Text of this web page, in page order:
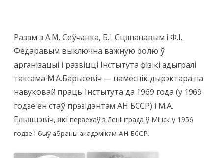
Разам з А.М. Сеўчанка, Б.І. Сцяпанавым і Ф.І.
Фёдаравым выключна важную ролю ў
арганізацыі і развіцці Інстытута фізікі адыгралі
таксама М.А.Барысевіч — намеснік дырэктара па
навуковай працы Інстытута да 1969 года (у 1969
годзе ён стаў прэзідэнтам АН БССР) і М.А.
Ельяшэвіч, які пераехаў з Ленінграда ў Мінск у 1956
годзе і быў абраны акадэмікам АН БССР.